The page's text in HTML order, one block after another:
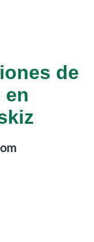
de
en